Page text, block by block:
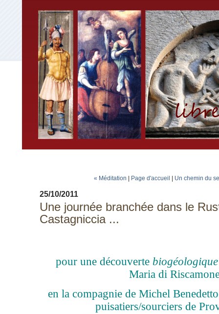
« Méditation Page d'accueil Un chemin du
25/10/2011
Une journée branchée dans le
Castagniccia ...
pour une découverte biogéologique
Maria di
en la compagnie de Michel
puisatiers/sourciers de